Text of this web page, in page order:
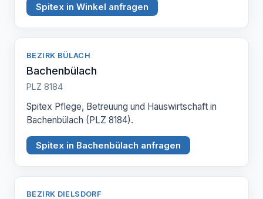
Spitex in Winkel anfragen
BEZIRK BÜLACH
Bachenbülach
PLZ 8184
Spitex Pflege, Betreuung und Hauswirtschaft in
Bachenbülach (PLZ 8184).
Spitex in Bachenbülach anfragen
BEZIRK DIELSDORF